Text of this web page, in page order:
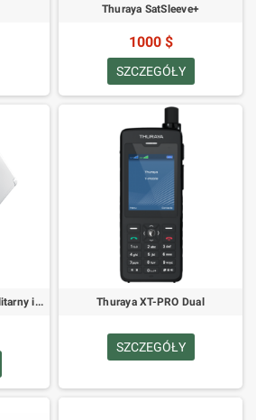
Thuraya SatSleeve+
1000 $
SZCZEGÓŁY
Thuraya WE Hotspot Satelitarny i LTE Thuraya XT-PRO Dual
SZCZEGÓŁY